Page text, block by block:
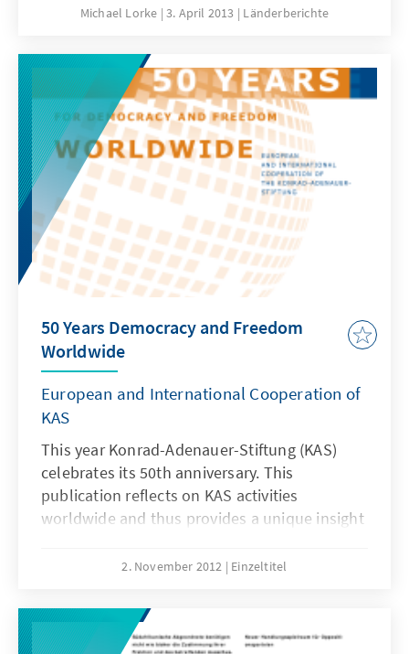
Nachdem der Präsident auf die aktuellen und
wie beispielsweise hohe Kriminalität, große
Armut und soziale Ungleichheit sowie auf
Schwächen des Bildungssystems
eingegangen war und Maßnahmen zur
Verbesserung angekündigt hatte, lag es nun
an seinem Finanzminister, den finanziellen
Rahmen dieser Reformen zu erläutern.
Michael Lorke 3. April 2013 Länderberichte
50 Years Democracy and Freedom
Worldwide
European and International Cooperation of
KAS
This year Konrad-Adenauer-Stiftung (KAS)
celebrates its 50th anniversary. This
publication reflects on KAS activities
worldwide and thus provides a unique insight
political developments over the last half-
2. November 2012 Einzeltitel